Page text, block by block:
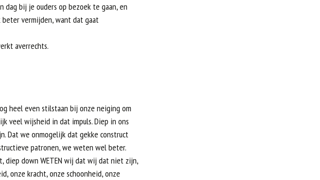
dag bij je ouders op bezoek te gaan, en
vermijden, want dat gaat
averrechts.
heel even stilstaan bij onze neiging om
veel wijsheid in dat impuls. Diep in ons
Dat we onmogelijk dat gekke construct
patronen, we weten wel beter.
diep down WETEN wij dat wij dat niet zijn,
onze kracht, onze schoonheid, onze